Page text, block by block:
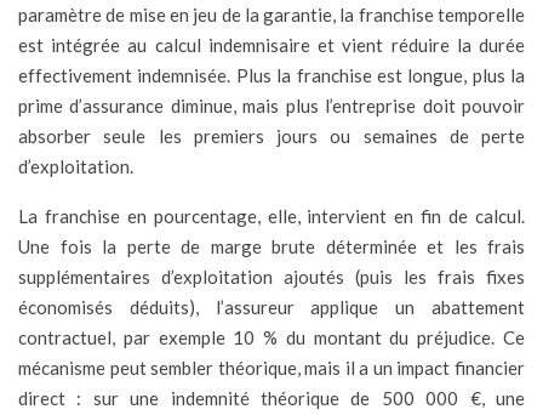
paramètre de mise en jeu de la garantie, la franchise temporelle
est intégrée au calcul indemnisaire et vient réduire la durée
effectivement indemnisée. Plus la franchise est longue, plus la
prime d’assurance diminue, mais plus l’entreprise doit pouvoir
absorber seule les premiers jours ou semaines de perte
d’exploitation.
La franchise en pourcentage, elle, intervient en fin de calcul.
Une fois la perte de marge brute déterminée et les frais
supplémentaires d’exploitation ajoutés (puis les frais fixes
économisés déduits), l’assureur applique un abattement
contractuel, par exemple 10 % du montant du préjudice. Ce
mécanisme peut sembler théorique, mais il a un impact financier
direct : sur une indemnité théorique de 500 000 €, une